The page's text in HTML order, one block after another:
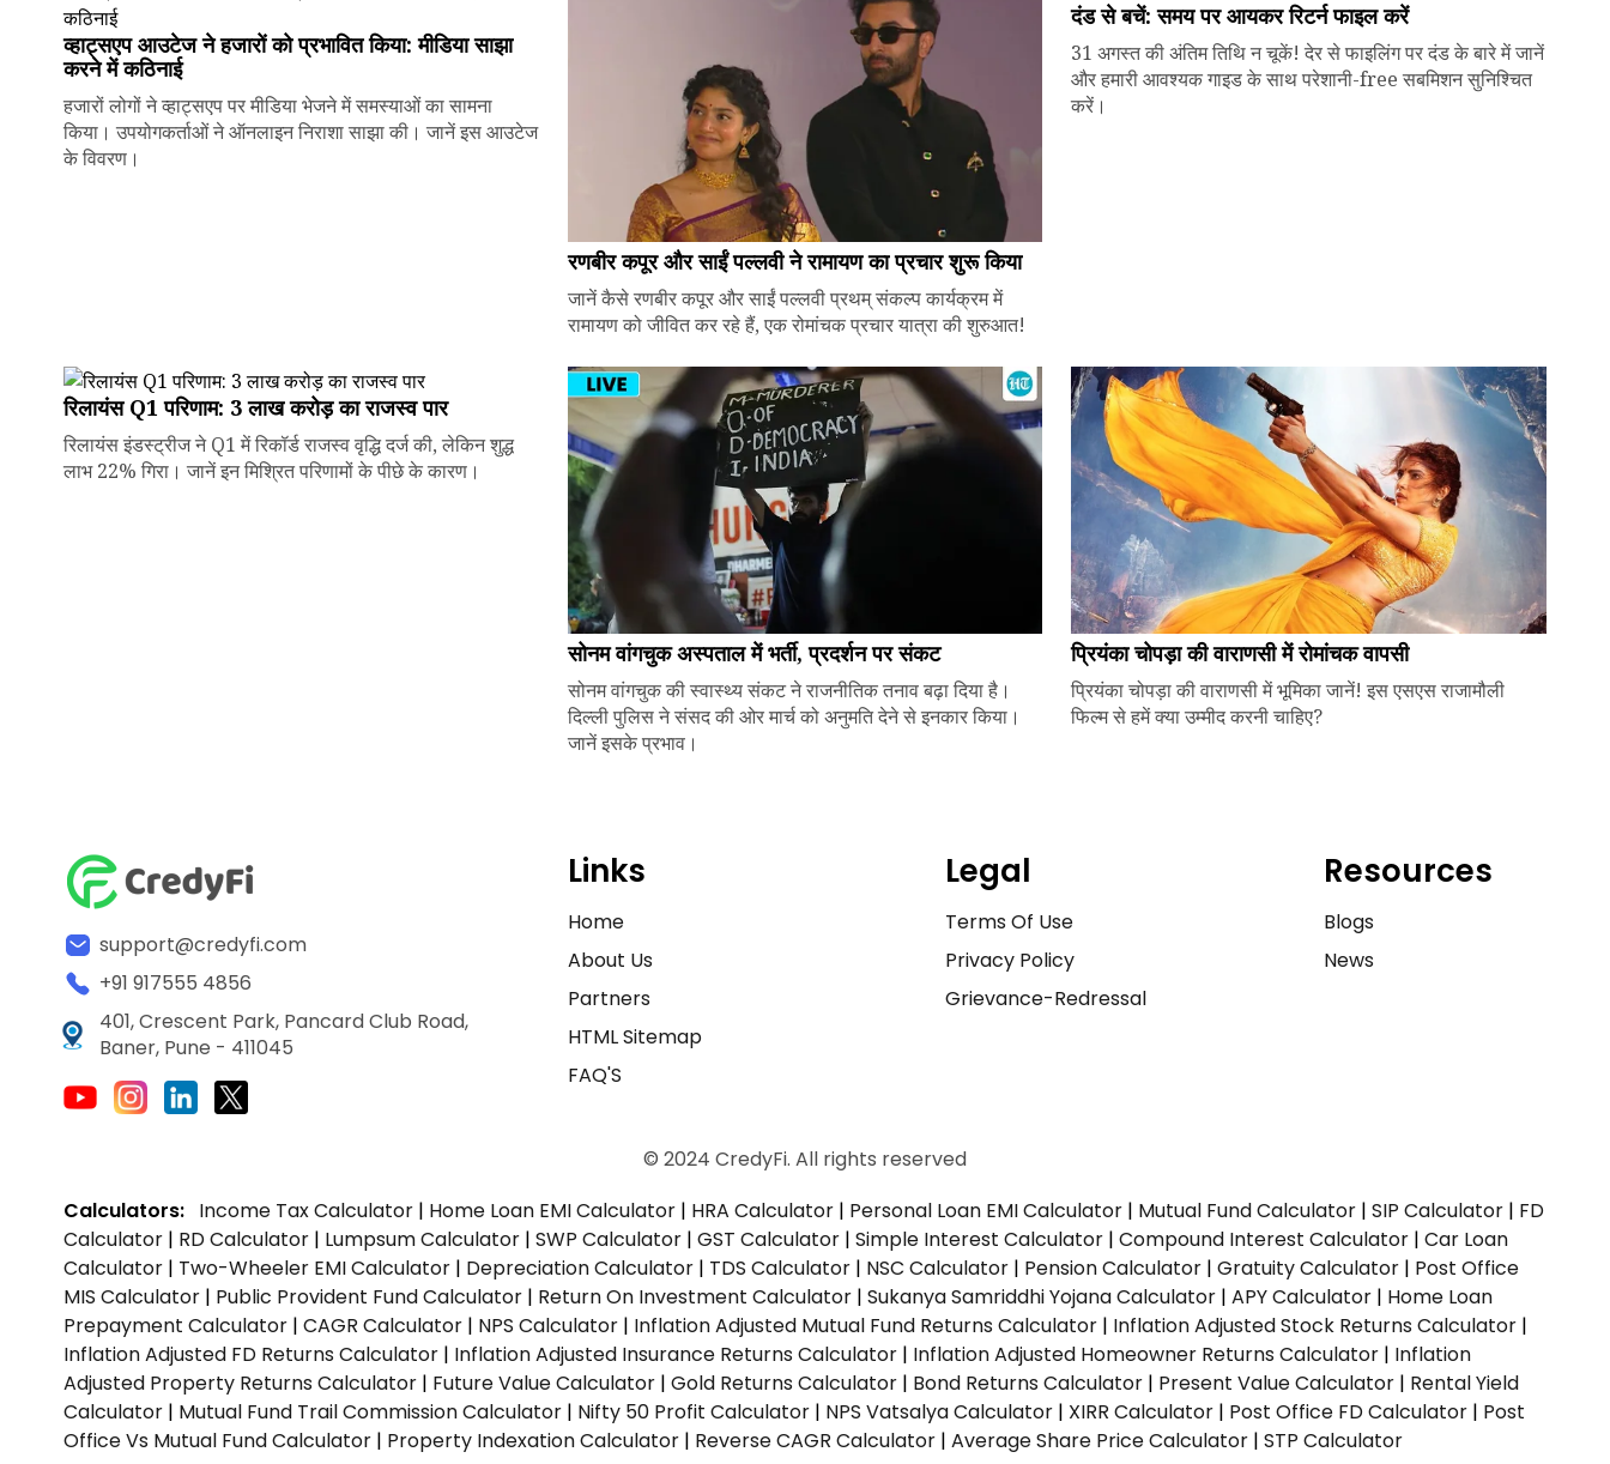
व्हाट्सएप आउटेज ने हजारों को प्रभावित किया: मीडिया साझा
करने में कठिनाई
हजारों लोगों ने व्हाट्सएप पर मीडिया भेजने में समस्याओं का सामना
किया। उपयोगकर्ताओं ने ऑनलाइन निराशा साझा की। जानें इस आउटेज
के विवरण।
रणबीर कपूर और साईं पल्लवी ने रामायण का प्रचार शुरू किया
जानें कैसे रणबीर कपूर और साईं पल्लवी प्रथम् संकल्प कार्यक्रम में
रामायण को जीवित कर रहे हैं, एक रोमांचक प्रचार यात्रा की शुरुआत!
दंड से बचें: समय पर आयकर रिटर्न फाइल करें
31 अगस्त की अंतिम तिथि न चूकें! देर से फाइलिंग पर दंड के बारे में जानें
और हमारी आवश्यक गाइड के साथ परेशानी-free सबमिशन सुनिश्चित
करें।
रिलायंस Q1 परिणाम: ₹3 लाख करोड़ का राजस्व पार
रिलायंस इंडस्ट्रीज ने Q1 में रिकॉर्ड राजस्व वृद्धि दर्ज की, लेकिन शुद्ध
लाभ 22% गिरा। जानें इन मिश्रित परिणामों के पीछे के कारण।
सोनम वांगचुक अस्पताल में भर्ती, प्रदर्शन पर संकट
सोनम वांगचुक की स्वास्थ्य संकट ने राजनीतिक तनाव बढ़ा दिया है।
दिल्ली पुलिस ने संसद की ओर मार्च को अनुमति देने से इनकार किया।
जानें इसके प्रभाव।
प्रियंका चोपड़ा की वाराणसी में रोमांचक वापसी
प्रियंका चोपड़ा की वाराणसी में भूमिका जानें! इस एसएस राजामौली
फिल्म से हमें क्या उम्मीद करनी चाहिए?
support@credyfi.com
+91 917555 4856
401, Crescent Park, Pancard Club Road,
Baner, Pune - 411045
Links
Home
About Us
Partners
HTML Sitemap
FAQ'S
Legal
Terms Of Use
Privacy Policy
Grievance-Redressal
Resources
Blogs
News
© 2024 CredyFi. All rights reserved
Calculators: Income Tax Calculator | Home Loan EMI Calculator | HRA Calculator | Personal Loan EMI Calculator | Mutual Fund Calculator | SIP Calculator | FD
Calculator | RD Calculator | Lumpsum Calculator | SWP Calculator | GST Calculator | Simple Interest Calculator | Compound Interest Calculator | Car Loan
Calculator | Two-Wheeler EMI Calculator | Depreciation Calculator | TDS Calculator | NSC Calculator | Pension Calculator | Gratuity Calculator | Post Office
MIS Calculator | Public Provident Fund Calculator | Return On Investment Calculator | Sukanya Samriddhi Yojana Calculator | APY Calculator | Home Loan
Prepayment Calculator | CAGR Calculator | NPS Calculator | Inflation Adjusted Mutual Fund Returns Calculator | Inflation Adjusted Stock Returns Calculator |
Inflation Adjusted FD Returns Calculator | Inflation Adjusted Insurance Returns Calculator | Inflation Adjusted Homeowner Returns Calculator | Inflation
Adjusted Property Returns Calculator | Future Value Calculator | Gold Returns Calculator | Bond Returns Calculator | Present Value Calculator | Rental Yield
Calculator | Mutual Fund Trail Commission Calculator | Nifty 50 Profit Calculator | NPS Vatsalya Calculator | XIRR Calculator | Post Office FD Calculator | Post
Office Vs Mutual Fund Calculator | Property Indexation Calculator | Reverse CAGR Calculator | Average Share Price Calculator | STP Calculator